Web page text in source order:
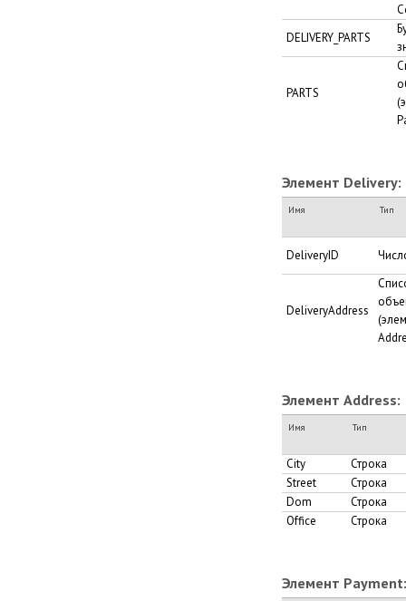
DELIVERY_PARTS
PARTS
Элемент Delivery:
Имя Тип
DeliveryID
DeliveryAddress
Элемент Address:
Имя Тип
City
Строка
Street
Строка
Dom
Строка
Office
Строка
Элемент Payment: